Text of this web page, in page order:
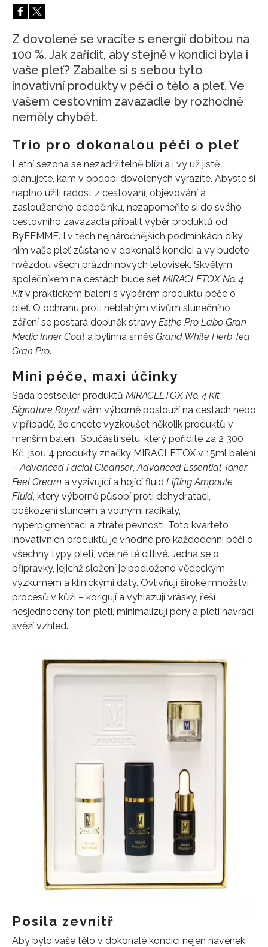
HOME
Z dovolené se vracíte s energií dobitou na
100 %. Jak zařídit, aby stejně v kondici byla i
vaše pleť? Zabalte si s sebou tyto
inovativní produkty v péči o tělo a pleť. Ve
vašem cestovním zavazadle by rozhodně
neměly chybět.
Trio pro dokonalou péči o pleť
Letní sezona se nezadržitelně blíží a i vy už jistě
plánujete, kam v období dovolených vyrazíte. Abyste si
naplno užili radost z cestování, objevování a
zaslouženého odpočinku, nezapomeňte si do svého
cestovního zavazadla přibalit výběr produktů od
ByFEMME. I v těch nejnáročnějších podmínkách díky
nim vaše pleť zůstane v dokonalé kondici a vy budete
hvězdou všech prázdninových letovisek. Skvělým
společníkem na cestách bude set MIRACLETOX No. 4
Kit v praktickém balení s výběrem produktů péče o
pleť. O ochranu proti neblahým vlivům slunečního
záření se postará doplněk stravy Esthe Pro Labo Gran
Medic Inner Coat a bylinná směs Grand White Herb Tea
Gran Pro.
Mini péče, maxi účinky
Sada bestseller produktů MIRACLETOX No. 4 Kit
Signature Royal vám výborně poslouží na cestách nebo
v případě, že chcete vyzkoušet několik produktů v
menším balení. Součástí setu, který pořídíte za 2 300
Kč, jsou 4 produkty značky MIRACLETOX v 15ml balení
–Advanced Facial Cleanser,Advanced Essential Toner,
Feel Cream a vyživující a hojící fluid Lifting Ampoule
Fluid, který výborně působí proti dehydrataci,
poškození sluncem a volnými radikály,
hyperpigmentaci a ztrátě pevnosti. Toto kvarteto
inovativních produktů je vhodné pro každodenní péči o
všechny typy pleti, včetně té citlivé. Jedná se o
přípravky, jejichž složení je podloženo vědeckým
výzkumem a klinickými daty. Ovlivňují široké množství
procesů v kůži – korigují a vyhlazují vrásky, řeší
nesjednocený tón pleti, minimalizují póry a pleti navrací
svěží vzhled.
Posila zevnitř
Aby bylo vaše tělo v dokonalé kondici nejen navenek,